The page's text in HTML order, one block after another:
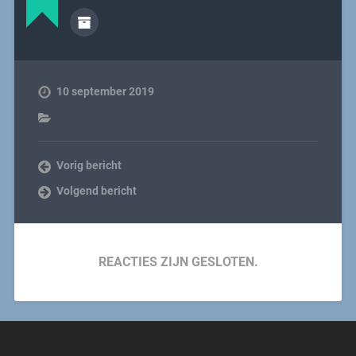
10 september 2019
Vorig bericht
Volgend bericht
REACTIES ZIJN GESLOTEN.